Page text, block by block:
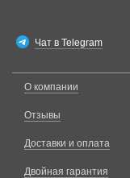
Чат в Telegram
О компании
Отзывы
Доставки и оплата
Двойная гарантия